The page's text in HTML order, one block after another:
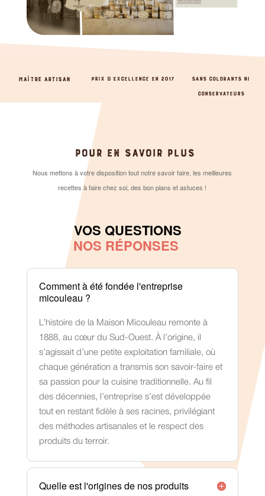
MAÎTRE ARTISAN PRIX D’EXCELLENCE EN 2017 SANS COLORANTS NI
CONSERVATEURS
POUR EN SAVOIR PLUS
Nous mettons à votre disposition tout notre savoir faire, les meilleures
recettes à faire chez soi, des bon plans et astuces !
VOS QUESTIONS
NOS RÉPONSES
Comment à été fondée l'entreprise
micouleau ?
L’histoire de la Maison Micouleau remonte à
1888, au cœur du Sud-Ouest. À l’origine, il
s’agissait d’une petite exploitation familiale, où
chaque génération a transmis son savoir-faire et
sa passion pour la cuisine traditionnelle. Au fil
des décennies, l’entreprise s’est développée
tout en restant fidèle à ses racines, privilégiant
des méthodes artisanales et le respect des
produits du terroir.
Quelle est l'origines de nos produits